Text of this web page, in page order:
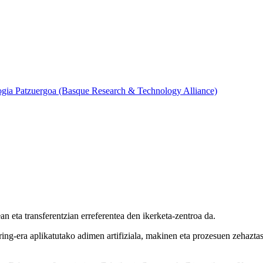
Patzuergoa (Basque Research & Technology Alliance)
transferentzian erreferentea den ikerketa-zentroa da.
era aplikatutako adimen artifiziala, makinen eta prozesuen